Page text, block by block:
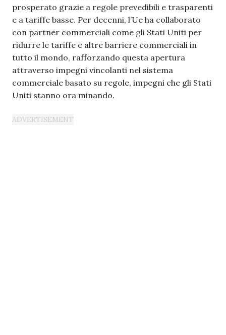
prosperato grazie a regole prevedibili e trasparenti
e a tariffe basse. Per decenni, l’Ue ha collaborato
con partner commerciali come gli Stati Uniti per
ridurre le tariffe e altre barriere commerciali in
tutto il mondo, rafforzando questa apertura
attraverso impegni vincolanti nel sistema
commerciale basato su regole, impegni che gli Stati
Uniti stanno ora minando.